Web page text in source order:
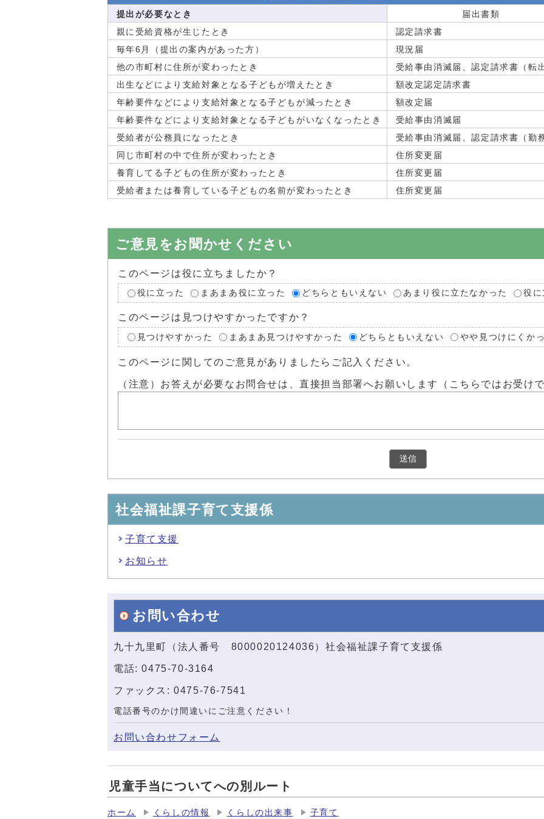
提出が必要なとき
届出書類
親に受給資格が生じたとき
認定請求書
毎年6月（提出の案内があった方）
現況届
他の市町村に住所が変わったとき
受給事由消滅届、認定請求書（転
出生などにより支給対象となる子どもが増えたとき
額改定認定請求書
年齢要件などにより支給対象となる子どもが減ったとき
額改定届
年齢要件などにより支給対象となる子どもがいなくなったとき
受給事由消滅届
受給者が公務員になったとき
受給事由消滅届、認定請求書（勤
同じ市町村の中で住所が変わったとき
住所変更届
養育してる子どもの住所が変わったとき
住所変更届
受給者または養育している子どもの名前が変わったとき
住所変更届
ご意見をお聞かせください
このページは役に立ちましたか？
役に立った まあまあ役に立った どちらともいえない あまり役に立たなかった 役に
このページは見つけやすかったですか？
見つけやすかった まあまあ見つけやすかった どちらともいえない やや見つけにくか
このページに関してのご意見がありましたらご記入ください。
（注意）お答えが必要なお問合せは、直接担当部署へお願いします（こちらではお受け
社会福祉課子育て支援係
子育て支援
お知らせ
お問い合わせ
九十九里町（法人番号 8000020124036）社会福祉課子育て支援係
電話: 0475-70-3164
ファックス: 0475-76-7541
電話番号のかけ間違いにご注意ください！
お問い合わせフォーム
児童手当についてへの別ルート
ホーム くらしの情報 くらしの出来事 子育て